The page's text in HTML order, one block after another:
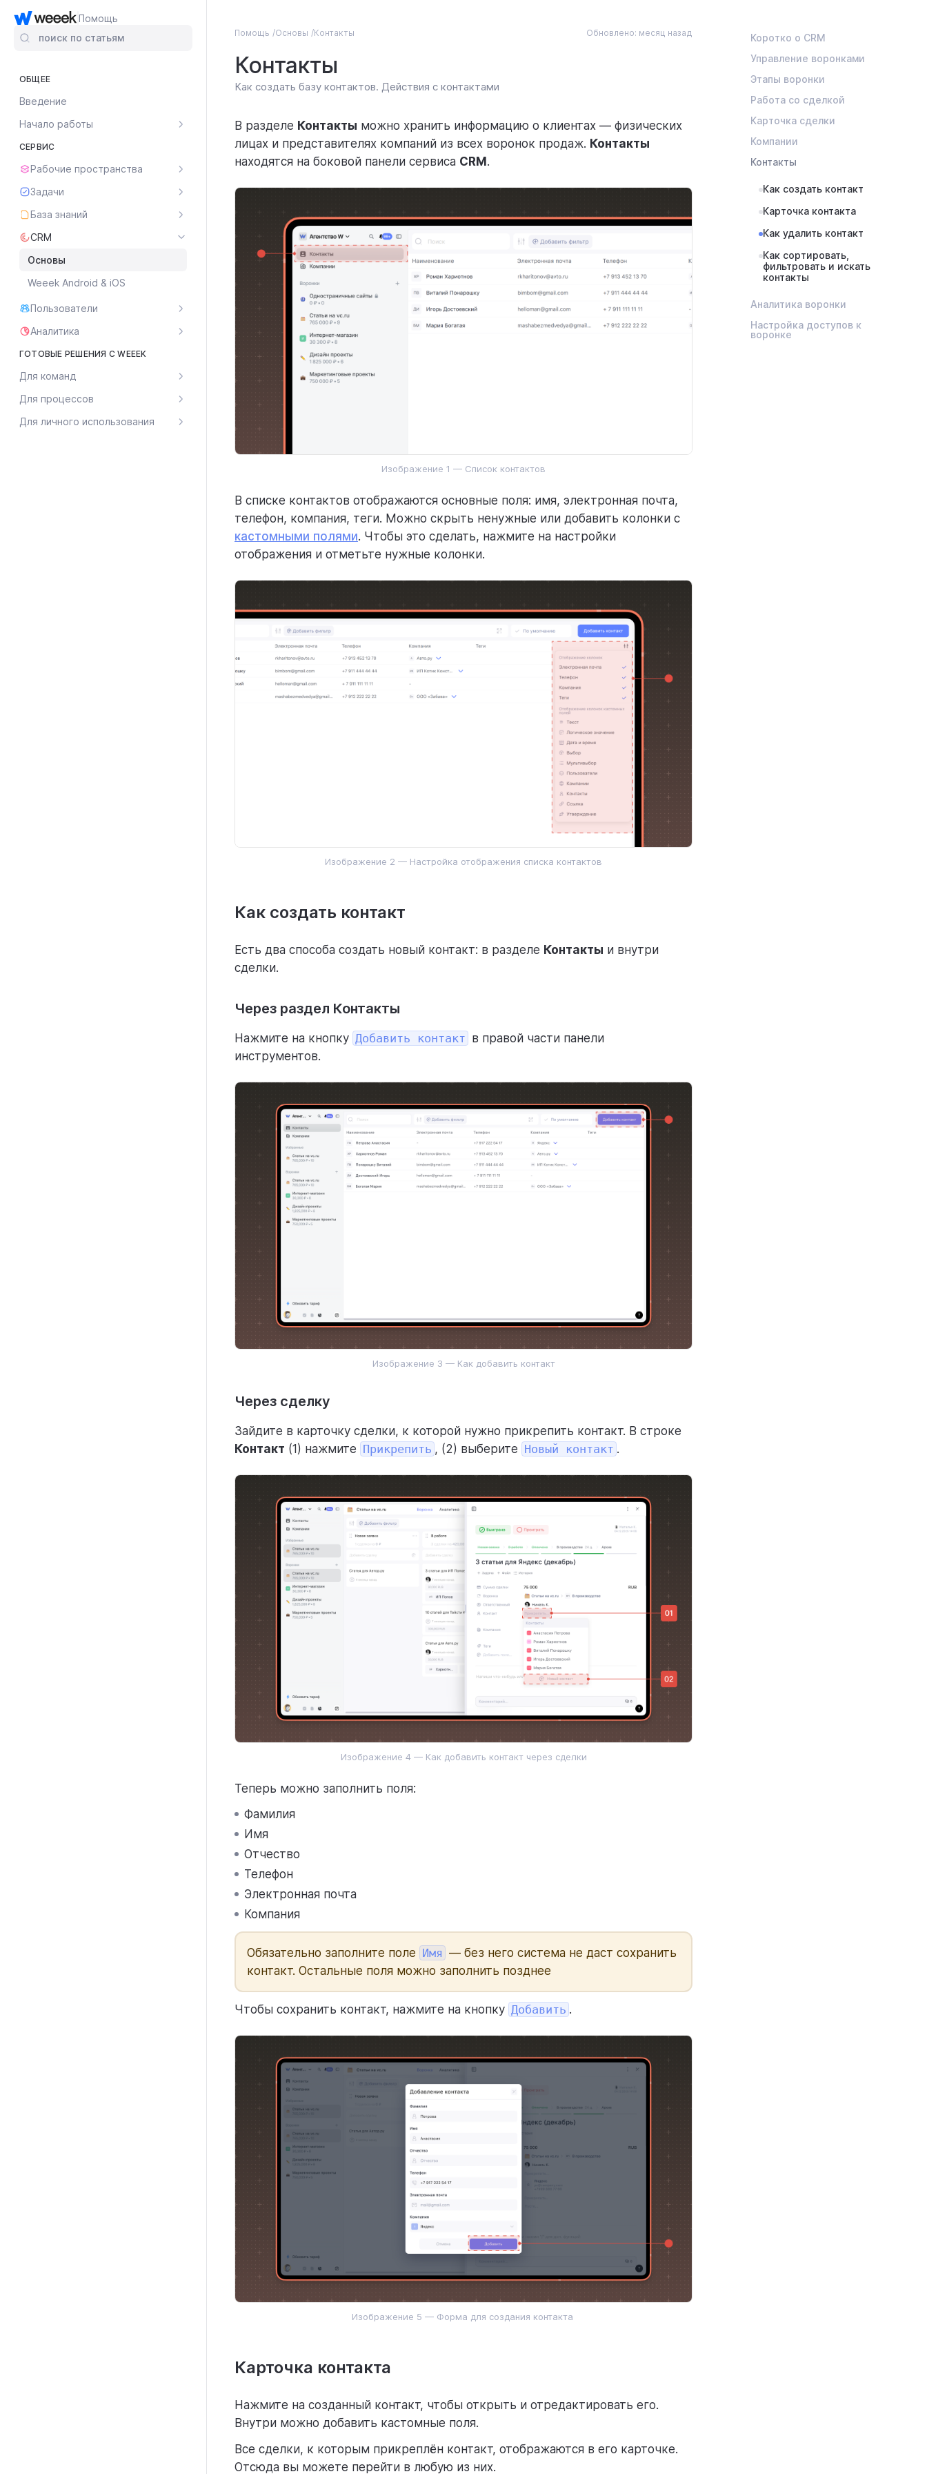
Помощь
поиск по статьям
ОБЩЕЕ
Введение
Начало работы
СЕРВИС
Рабочие пространства
Задачи
База знаний
CRM
Основы
Weeek Android & iOS
Пользователи
Аналитика
ГОТОВЫЕ РЕШЕНИЯ С WEEEK
Для команд
Для процессов
Для личного использования
Помощь Основы Контакты Обновлено: месяц назад
Контакты
Как создать базу контактов. Действия с контактами
В разделе Контакты можно хранить информацию о клиентах — физических
лицах и представителях компаний из всех воронок продаж. Контакты
находятся на боковой панели сервиса CRM .
Изображение 1 — Список контактов
В списке контактов отображаются основные поля: имя, электронная почта,
телефон, компания, теги. Можно скрыть ненужные или добавить колонки с
кастомными полями. Чтобы это сделать, нажмите на настройки
отображения и отметьте нужные колонки.
Изображение 2 — Настройка отображения списка контактов
Как создать контакт
Есть два способа создать новый контакт: в разделе Контакты и внутри
сделки.
Через раздел Контакты
Нажмите на кнопку Добавить контакт в правой части панели
инструментов.
Изображение 3 — Как добавить контакт
Через сделку
Зайдите в карточку сделки, к которой нужно прикрепить контакт. В строке
Контакт (1) нажмите Прикрепить , (2) выберите Новый контакт .
Изображение 4 — Как добавить контакт через сделки
Теперь можно заполнить поля:
Фамилия
Имя
Отчество
Телефон
Электронная почта
Компания
Обязательно заполните поле Имя — без него система не даст сохранить
контакт. Остальные поля можно заполнить позднее
Чтобы сохранить контакт, нажмите на кнопку Добавить .
Изображение 5 — Форма для создания контакта
Карточка контакта
Нажмите на созданный контакт, чтобы открыть и отредактировать его.
Внутри можно добавить кастомные поля.
Все сделки, к которым прикреплён контакт, отображаются в его карточке.
Отсюда вы можете перейти в любую из них.
Коротко о CRM
Управление воронками
Этапы воронки
Работа со сделкой
Карточка сделки
Компании
Контакты
Как создать контакт
Карточка контакта
Как удалить контакт
Как сортировать,
фильтровать и искать
контакты
Аналитика воронки
Настройка доступов к
воронке